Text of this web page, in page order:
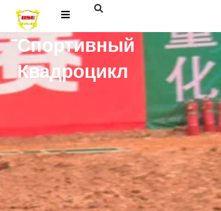
Спортивный
Квадроцикл